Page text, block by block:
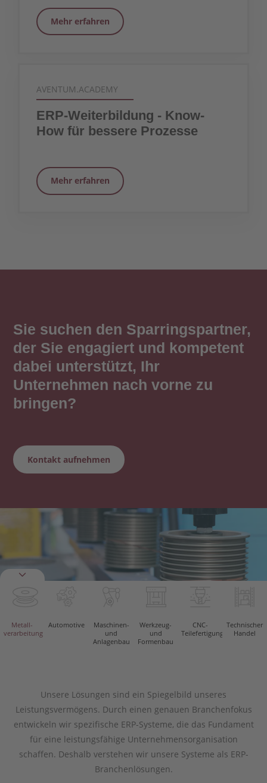
Mehr erfahren
AVENTUM.ACADEMY
ERP-Weiterbildung - Know-
How für bessere Prozesse
Mehr erfahren
Sie suchen den Sparringspartner,
der Sie engagiert und kompetent
dabei unterstützt, Ihr
Unternehmen nach vorne zu
bringen?
Kontakt aufnehmen
Metall­
verarbeitung
Automotive
Maschinen-
und
Anlagenbau
Werkzeug-
und
Formenbau
CNC-
Teilefertigung
Technischer
Handel
Unsere Lösungen sind ein Spiegelbild unseres
Leistungsvermögens. Durch einen genauen Branchenfokus
entwickeln wir spezifische ERP-Systeme, die das Fundament
für eine leistungsfähige Unternehmensorganisation
schaffen. Deshalb verstehen wir unsere Systeme als ERP-
Branchenlösungen.